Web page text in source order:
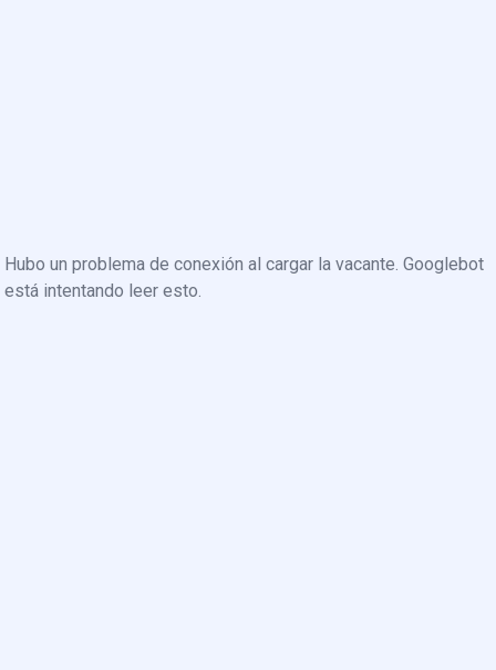
Hubo un problema de conexión al cargar la vacante. Googlebot
está intentando leer esto.